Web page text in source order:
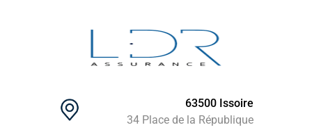
63500 Issoire
34 Place de la République